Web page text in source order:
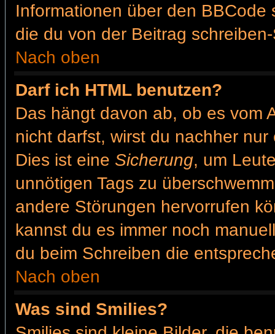
Informationen über den
die du von der Beitrag
Nach oben
Darf ich HTML benutzen?
Das hängt davon ab, ob es vom
nicht darfst, wirst du nachher
Dies ist eine Sicherung, um
unnötigen Tags zu
andere Störungen hervorrufen
kannst du es immer noch
du beim Schreiben die
Nach oben
Was sind Smilies?